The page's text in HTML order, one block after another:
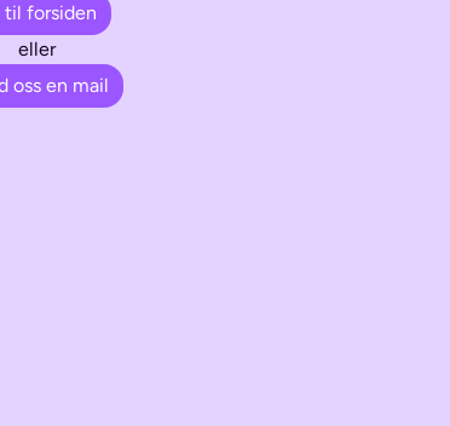
til forsiden
eller
oss en mail